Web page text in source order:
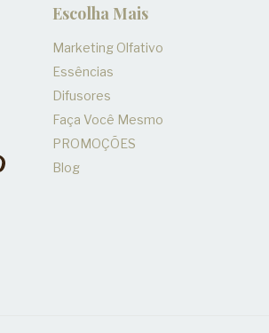
Escolha Mais
Marketing Olfativo
Essências
Difusores
Faça Você Mesmo
PROMOÇÕES
Blog